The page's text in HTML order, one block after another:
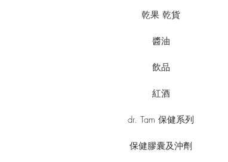
乾果 乾貨
醬油
飲品
紅酒
dr. Tam 保健系列
保健膠囊及沖劑